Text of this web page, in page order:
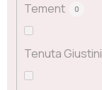
Tement 0
Tenuta Giustini